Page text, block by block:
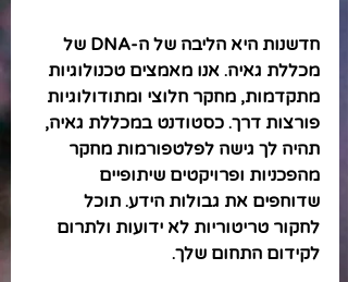
חדשנות היא הליבה של ה-DNA של
מכללת גאיה. אנו מאמצים טכנולוגיות
מתקדמות, מחקר חלוצי ומתודולוגיות
פורצות דרך. כסטודנט במכללת גאיה,
תהיה לך גישה לפלטפורמות מחקר
מהפכניות ופרויקטים שיתופיים
שדוחפים את גבולות הידע. תוכל
לחקור טריטוריות לא ידועות ולתרום
לקידום התחום שלך.